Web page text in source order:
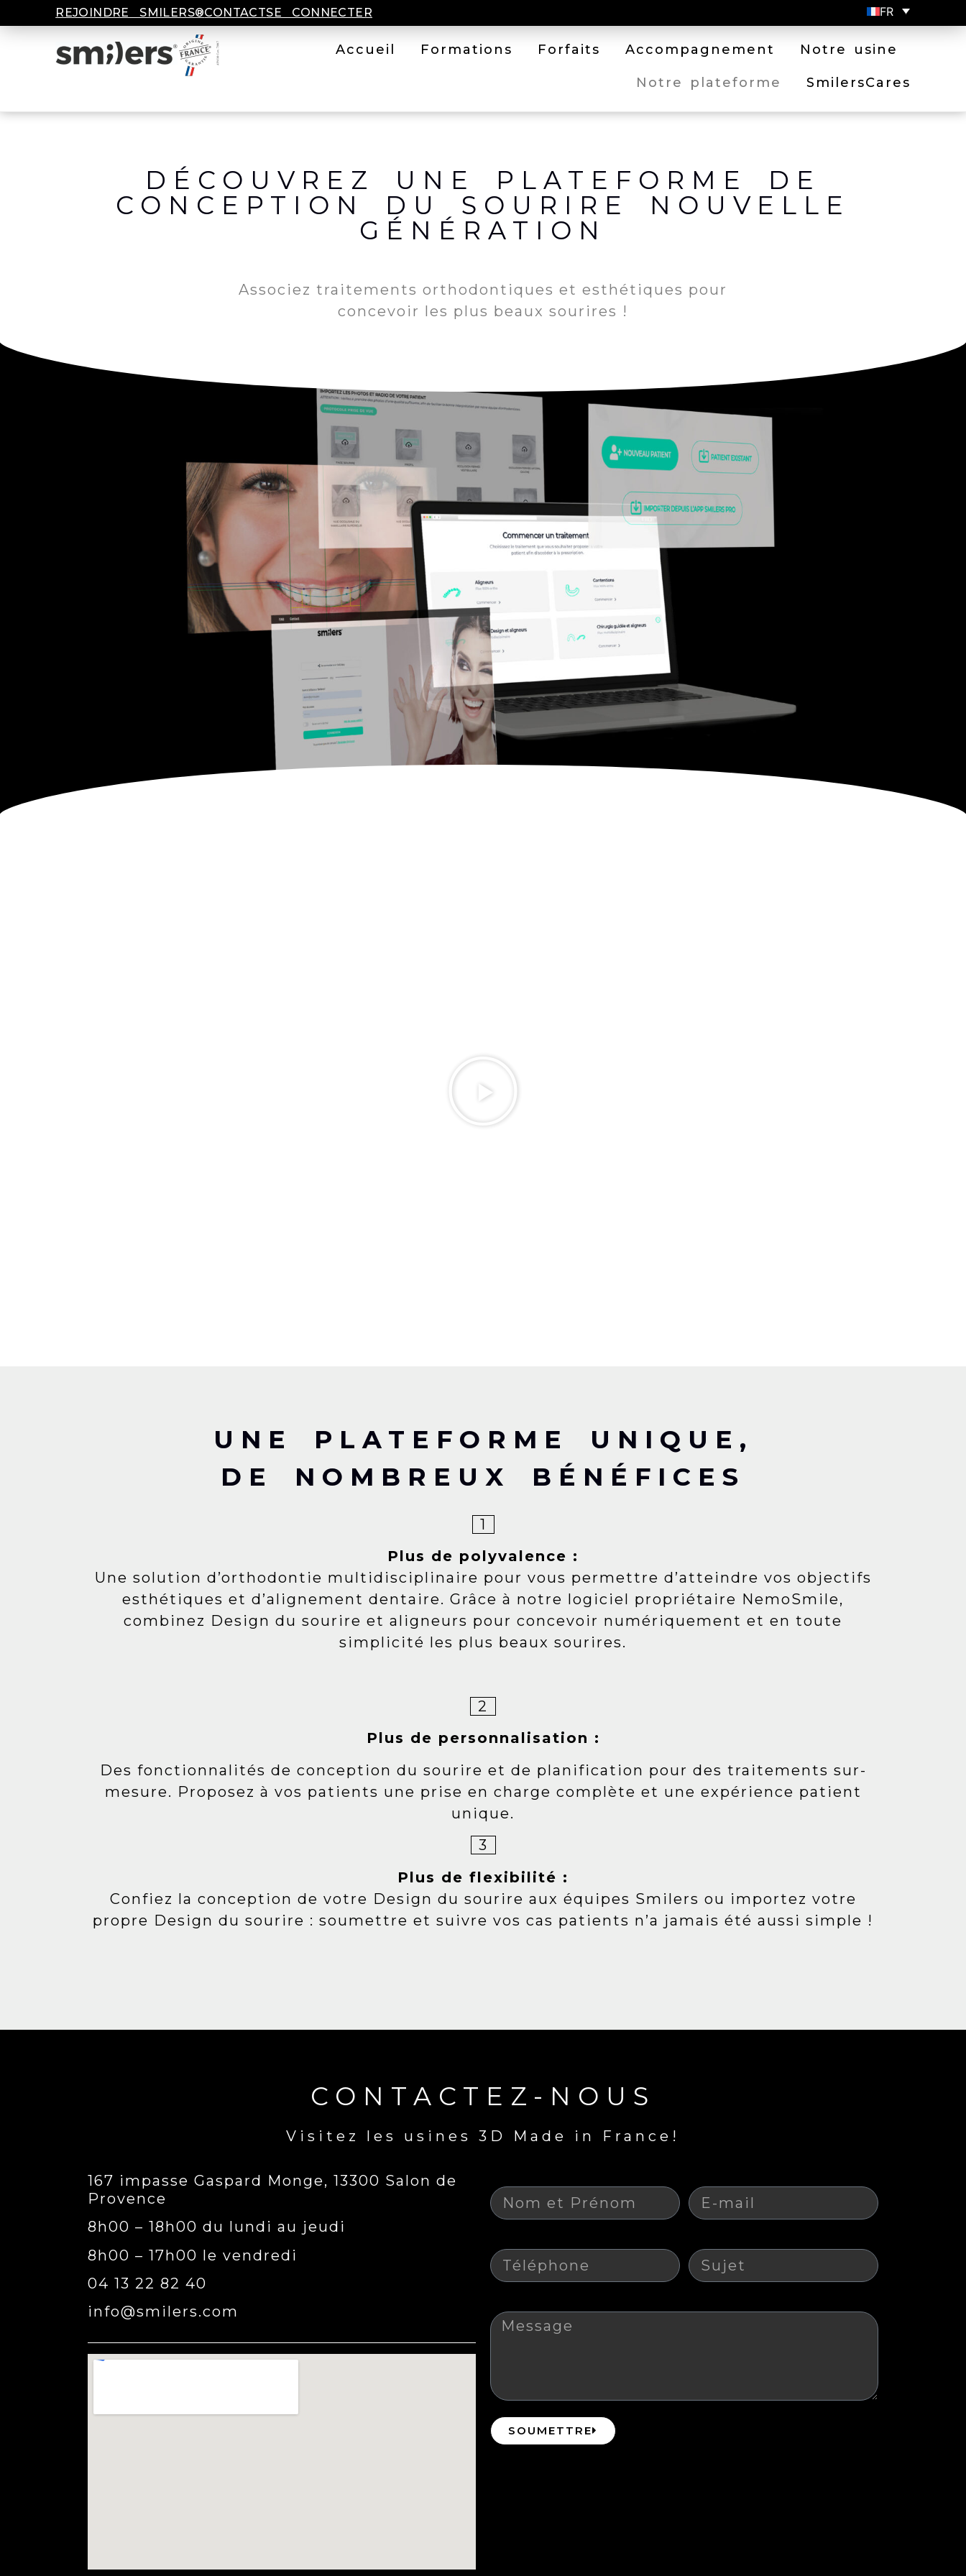
REJOINDRE SMILERS®CONTACTSE CONNECTER FR
Accueil Formations Forfaits Accompagnement Notre usine
Notre plateforme SmilersCares
DÉCOUVREZ UNE PLATEFORME DE
CONCEPTION DU SOURIRE NOUVELLE
GÉNÉRATION
Associez traitements orthodontiques et esthétiques pour
concevoir les plus beaux sourires !
UNE PLATEFORME UNIQUE,
DE NOMBREUX BÉNÉFICES
1
Plus de polyvalence :
Une solution d’orthodontie multidisciplinaire pour vous permettre d’atteindre vos objectifs
esthétiques et d’alignement dentaire. Grâce à notre logiciel propriétaire NemoSmile,
combinez Design du sourire et aligneurs pour concevoir numériquement et en toute
simplicité les plus beaux sourires.
2
Plus de personnalisation :
Des fonctionnalités de conception du sourire et de planification pour des traitements sur-
mesure. Proposez à vos patients une prise en charge complète et une expérience patient
unique.
3
Plus de flexibilité :
Confiez la conception de votre Design du sourire aux équipes Smilers ou importez votre
propre Design du sourire : soumettre et suivre vos cas patients n’a jamais été aussi simple !
CONTACTEZ-NOUS
Visitez les usines 3D Made in France!
167 impasse Gaspard Monge, 13300 Salon de
Provence
8h00 – 18h00 du lundi au jeudi
8h00 – 17h00 le vendredi
04 13 22 82 40
info@smilers.com
SOUMETTRE